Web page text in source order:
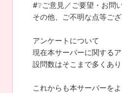
#❔ご意見／ご要望・お問
その他、ご不明な点等ご
アンケートについて
現在本サーバーに関する
設問数はそこまで多くあ
これからも本サーバーを